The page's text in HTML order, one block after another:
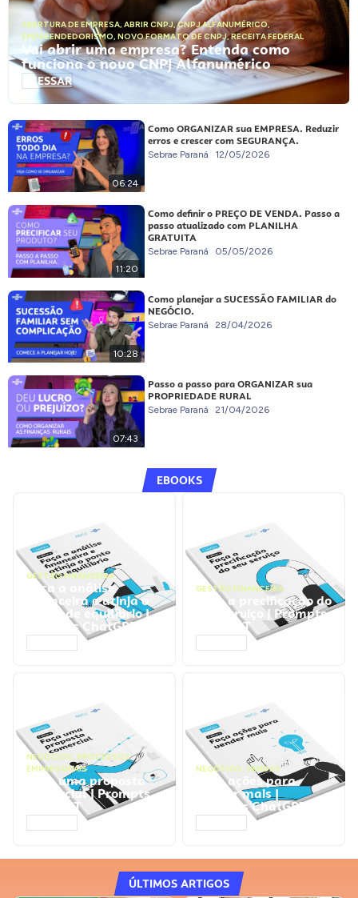
ABERTURA DE EMPRESA, ABRIR CNPJ,CNPJ ALFANUMÉRICO,
EMPREENDEDORISMO, NOVO FORMATO DE CNPJ,RECEITA FEDERAL
Vai abrir uma empresa? Entenda como
funciona o novo CNPJ Alfanumérico
ACESSAR
06:24
Como ORGANIZAR sua EMPRESA. Reduzir
erros e crescer com SEGURANÇA.
Sebrae Paraná 12/05/2026
11:20
Como definir o PREÇO DE VENDA. Passo a
passo atualizado com PLANILHA
GRATUITA
Sebrae Paraná 05/05/2026
10:28
Como planejar a SUCESSÃO FAMILIAR do
NEGÓCIO.
Sebrae Paraná 28/04/2026
07:43
Passo a passo para ORGANIZAR sua
PROPRIEDADE RURAL
Sebrae Paraná 21/04/2026
EBOOKS
GESTÃO FINANCEIRA
Faça a análise
financeira e atinja o
ponto de equilíbrio |
Prompts ChatGPT
GESTÃO FINANCEIRA
Faça a precificação do
seu serviço | Prompts
ChatGPT
NEGÓCIOS, PROCESSOS
EMPRESARIAIS
Faça uma proposta
comercial | Prompts
ChatGPT
NEGÓCIOS, VENDAS
Faça ações para
vender mais |
Prompts ChatGPT
ÚLTIMOS ARTIGOS